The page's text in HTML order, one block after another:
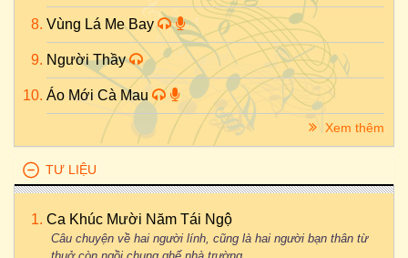
Vùng Lá Me Bay
Người Thầy
Áo Mới Cà Mau
Xem thêm
TƯ LIỆU
Ca Khúc Mười Năm Tái Ngộ
Câu chuyện về hai người lính, cũng là hai người bạn thân từ